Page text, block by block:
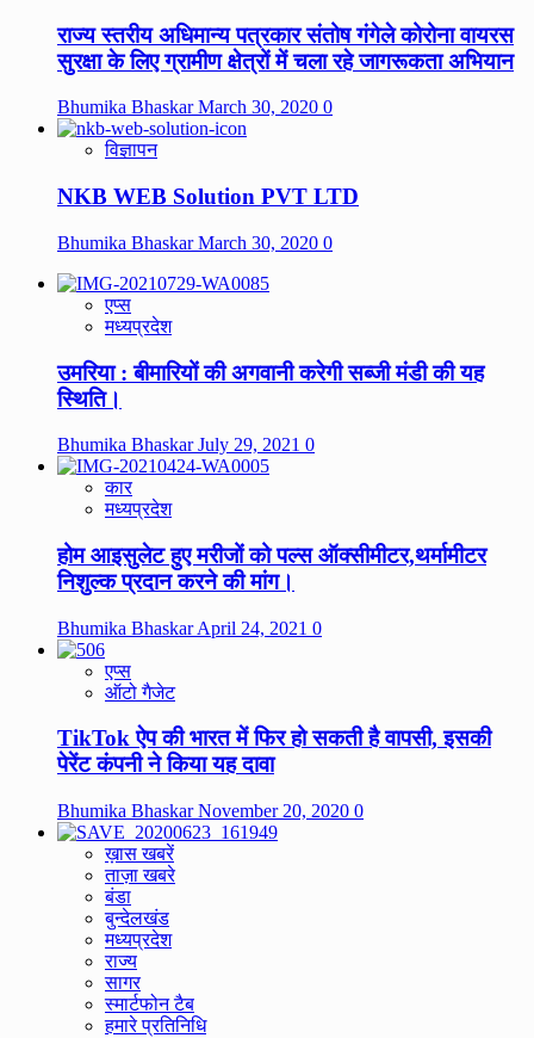
राज्य स्तरीय अधिमान्य पत्रकार संतोष गंगेले कोरोना वायरस
सुरक्षा के लिए ग्रामीण क्षेत्रों में चला रहे जागरूकता अभियान
Bhumika BhaskarMarch 30, 2020 0
विज्ञापन
NKB WEB Solution PVT LTD
Bhumika BhaskarMarch 30, 2020 0
एप्स
मध्यप्रदेश
उमरिया : बीमारियों की अगवानी करेगी सब्जी मंडी की यह
स्थिति।
Bhumika BhaskarJuly 29, 2021 0
कार
मध्यप्रदेश
होम आइसुलेट हुए मरीजों को पल्स ऑक्सीमीटर,थर्मामीटर
निशुल्क प्रदान करने की मांग।
Bhumika BhaskarApril 24, 2021 0
एप्स
ऑटो गैजेट
TikTok ऐप की भारत में फिर हो सकती है वापसी, इसकी
पेरेंट कंपनी ने किया यह दावा
Bhumika BhaskarNovember 20, 2020 0
ख़ास खबरें
ताज़ा खबरे
बंडा
बुन्देलखंड
मध्यप्रदेश
राज्य
सागर
स्मार्टफोन टैब
हमारे प्रतिनिधि